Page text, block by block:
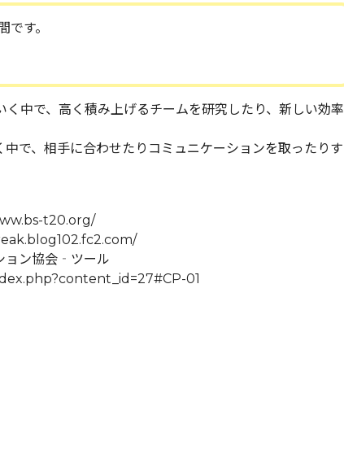
です。
中で、高く積み上げるチームを研究したり、新しい効率
で、相手に合わせたりコミュニケーションを取ったりす
t20.org/
ョン協会‐ツール
01